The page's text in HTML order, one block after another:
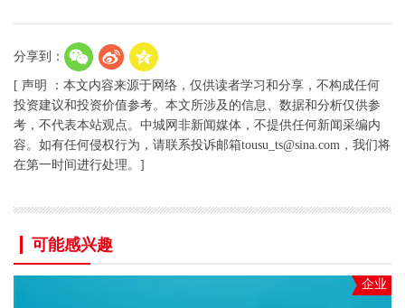
分享到：
[ 声明 ：本文内容来源于网络，仅供读者学习和分享，不构成任何
投资建议和投资价值参考。本文所涉及的信息、数据和分析仅供参
考，不代表本站观点。中城网非新闻媒体，不提供任何新闻采编内
容。如有任何侵权行为，请联系投诉邮箱tousu_ts@sina.com，我们将
在第一时间进行处理。]
可能感兴趣
企业